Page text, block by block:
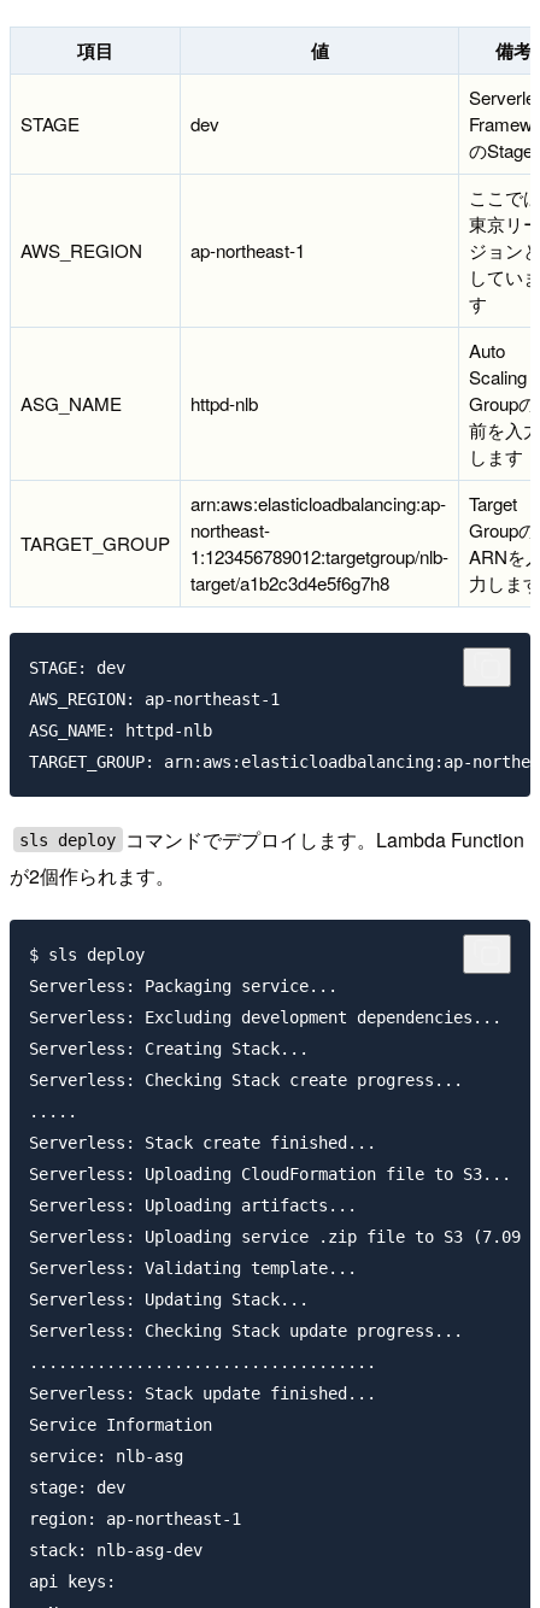
項目 値 備考
STAGE dev
のStage
AWS_REGION ap-northeast-1
ここでは
東京リー
ジョンと
していま
す
ASG_NAME httpd-nlb
Auto
Scaling
Group
前を入力
します
TARGET_GROUP
arn:aws:elasticloadbalancing:ap-
northeast-
1:123456789012:targetgroup/nlb-
target/a1b2c3d4e5f6g7h8
Target
Groupの
ARNを
力します
STAGE: dev
AWS_REGION: ap-northeast-1
ASG_NAME: httpd-nlb
sls deploy
コマンドでデプロイします。Lambda Function
が2個作られます。
$ sls deploy
Serverless: Packaging service...
Serverless: Excluding development dependencies...
Serverless: Creating Stack...
Serverless: Checking Stack create progress...
.....
Serverless: Stack create finished...
Serverless: Uploading CloudFormation file to S3...
Serverless: Uploading artifacts...
Serverless: Uploading service .zip file to S3 (7.09
Serverless: Validating template...
Serverless: Updating Stack...
Serverless: Checking Stack update progress...
....................................
Serverless: Stack update finished...
Service Information
service: nlb-asg
stage: dev
region: ap-northeast-1
stack: nlb-asg-dev
api keys: